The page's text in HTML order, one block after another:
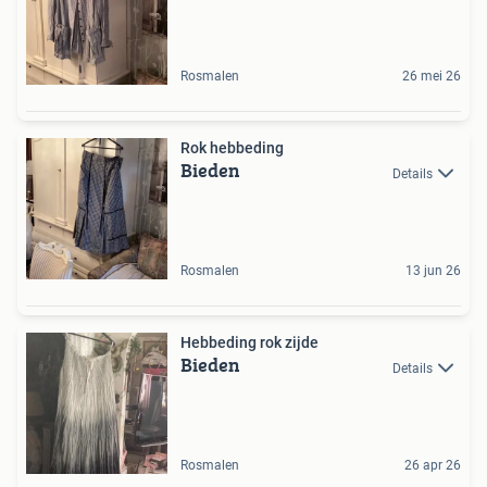
Rosmalen 26 mei 26
Rok hebbeding
Bieden Details
Rosmalen 13 jun 26
Hebbeding rok zijde
Bieden Details
Rosmalen 26 apr 26